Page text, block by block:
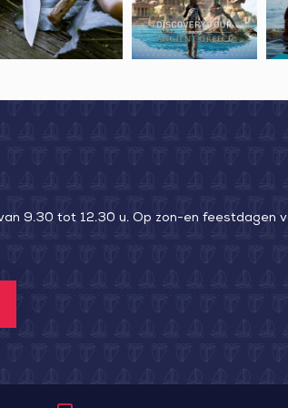
Discovery
Tour
Assassin’s
antique
9.30 tot 12.30 u. Op zon-en feestdagen